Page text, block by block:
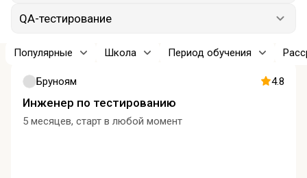
QA-тестирование
Популярные Школа Период обучения
Бруноям 4.8
Инженер по тестированию
5 месяцев, старт в любой момент